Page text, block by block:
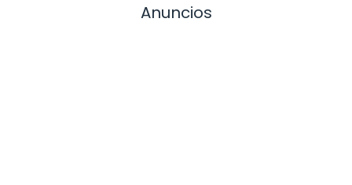
Anuncios